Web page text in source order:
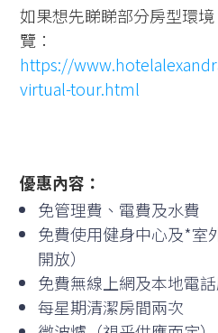
如果想先睇睇部分房型環
覽：
https://
virtual-tour.html
優惠內容：
免管理費、電費及水費
免費使用健身中心及*室
開放）
免費無線上網及本地電
每星期清潔房間兩次